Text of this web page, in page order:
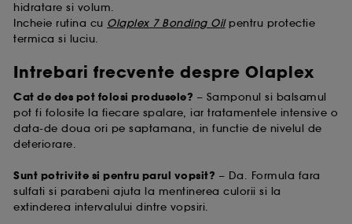
hidratare si volum.
Incheie rutina cu Olaplex 7 Bonding Oil pentru protectie
termica si luciu.
Intrebari frecvente despre Olaplex
Cat de des pot folosi produsele? – Samponul si balsamul
pot fi folosite la fiecare spalare, iar tratamentele intensive o
data-de doua ori pe saptamana, in functie de nivelul de
deteriorare.
Sunt potrivite si pentru parul vopsit? – Da. Formula fara
sulfati si parabeni ajuta la mentinerea culorii si la
extinderea intervalului dintre vopsiri.